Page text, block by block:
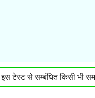
इस टेस्ट से सम्बंधित किसी भी